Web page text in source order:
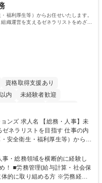
福利厚生等）からお任せいたします。
織運営を支えるゼネラリストをめざせ
資格取得支援あり
内
未経験者歓迎
土日祝休み 寮・社宅あり
人事】未
リストを目指す 仕事の内
安全衛生・福利厚生等）からお
業務へ守備範囲を広げ、組織運
衛生、健康経営推進等をお任せ
、幅広く経験を積んでいただき
・総務領域を横断的に経験し
社会保
的に取り組める方 ※労務経験